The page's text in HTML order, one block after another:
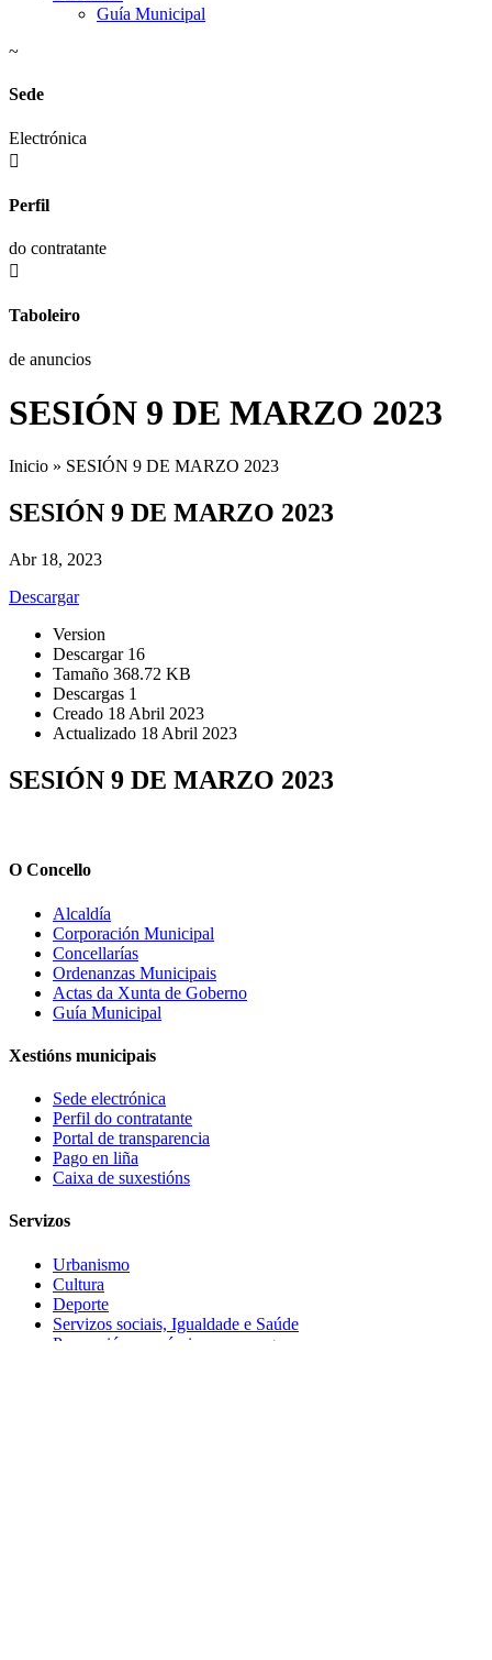
Guía Municipal
~
Sede
Electrónica

Perfil
do contratante

Taboleiro
de anuncios
SESIÓN 9 DE MARZO 2023
Inicio » SESIÓN 9 DE MARZO 2023
SESIÓN 9 DE MARZO 2023
Abr 18, 2023
Descargar
Version
Descargar 16
Tamaño 368.72 KB
Descargas 1
Creado 18 Abril 2023
Actualizado 18 Abril 2023
SESIÓN 9 DE MARZO 2023
O Concello
Alcaldía
Corporación Municipal
Concellarías
Ordenanzas Municipais
Actas da Xunta de Goberno
Guía Municipal
Xestións municipais
Sede electrónica
Perfil do contratante
Portal de transparencia
Pago en liña
Caixa de suxestións
Servizos
Urbanismo
Cultura
Deporte
Servizos sociais, Igualdade e Saúde
Promoción económica e emprego